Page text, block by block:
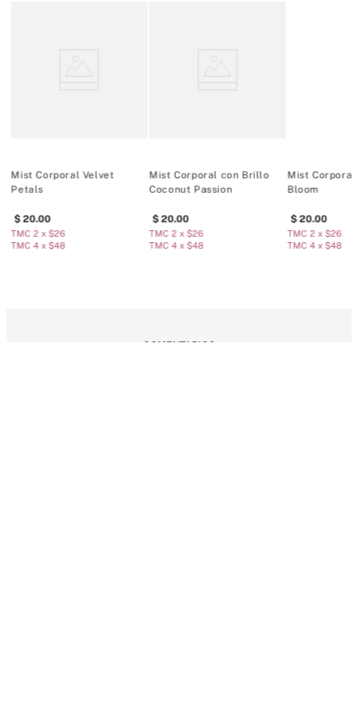
Mist Corporal Velvet
Petals
20.00
TMC 2 x $26
TMC 4 x $48
Mist Corporal con Brillo
Coconut Passion
20.00
TMC 2 x $26
TMC 4 x $48
Mist
Bloom
20.00
TMC 2 x $26
TMC 4 x $48
COMENTARIOS